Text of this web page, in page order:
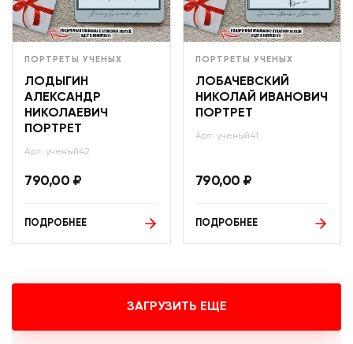
ПОРТРЕТЫ УЧЕНЫХ
ЛОДЫГИН
АЛЕКСАНДР
НИКОЛАЕВИЧ
ПОРТРЕТ
Арт: ученый42
790,00 ₽
ПОДРОБНЕЕ
ПОРТРЕТЫ УЧЕНЫХ
ЛОБАЧЕВСКИЙ
НИКОЛАЙ ИВАНОВИЧ
ПОРТРЕТ
Арт: ученый41
790,00 ₽
ПОДРОБНЕЕ
ЗАГРУЗИТЬ ЕЩЕ